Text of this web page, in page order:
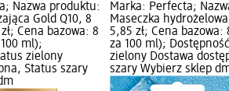
Nazwa produktu:
Gold Q10, 8
Cena bazowa: 8
ml);
zielony
Status szary
Marka: Perfecta;
Maseczka
5,85 zł; Cena bazowa:
za 100 ml);
zielony Dostawa
szary Wybierz sklep